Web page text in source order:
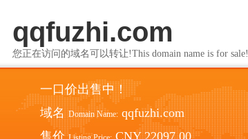
qqfuzhi.com
您正在访问的域名可以转让!This domain name is for sale!
一口价出售中！
域名 Domain Name: qqfuzhi.com
售价
CNY 22097.00